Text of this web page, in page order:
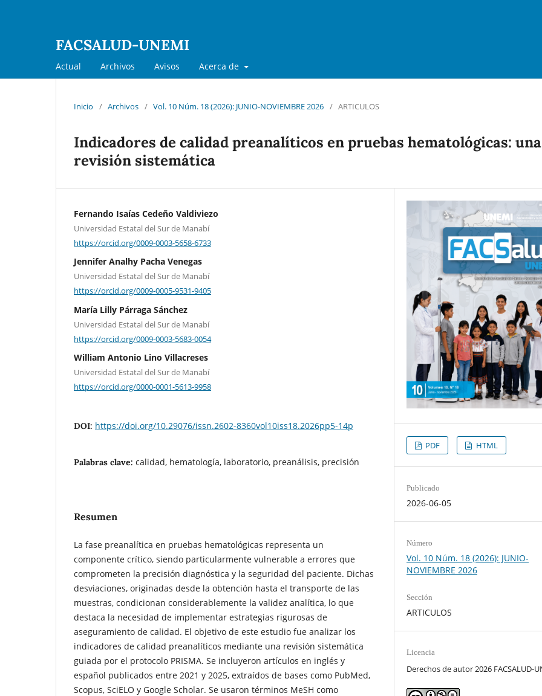
FACSALUD-UNEMI
Actual Archivos Avisos Acerca de
Inicio / Archivos / Vol. 10 Núm. 18 (2026): JUNIO-NOVIEMBRE 2026 / ARTICULOS
Indicadores de calidad preanalíticos en pruebas hematológicas: una
revisión sistemática
Fernando Isaías Cedeño Valdiviezo
Universidad Estatal del Sur de Manabí
https://orcid.org/0009-0003-5658-6733
Jennifer Analhy Pacha Venegas
Universidad Estatal del Sur de Manabí
https://orcid.org/0009-0005-9531-9405
María Lilly Párraga Sánchez
Universidad Estatal del Sur de Manabí
https://orcid.org/0009-0003-5683-0054
William Antonio Lino Villacreses
Universidad Estatal del Sur de Manabí
https://orcid.org/0000-0001-5613-9958
DOI: https://doi.org/10.29076/issn.2602-8360vol10iss18.2026pp5-14p
Palabras clave: calidad, hematología, laboratorio, preanálisis, precisión
Resumen
La fase preanalítica en pruebas hematológicas representa un
componente crítico, siendo particularmente vulnerable a errores que
comprometen la precisión diagnóstica y la seguridad del paciente. Dichas
desviaciones, originadas desde la obtención hasta el transporte de las
muestras, condicionan considerablemente la validez analítica, lo que
destaca la necesidad de implementar estrategias rigurosas de
aseguramiento de calidad. El objetivo de este estudio fue analizar los
indicadores de calidad preanalíticos mediante una revisión sistemática
guiada por el protocolo PRISMA. Se incluyeron artículos en inglés y
español publicados entre 2021 y 2025, extraídos de bases como PubMed,
Scopus, SciELO y Google Scholar. Se usaron términos MeSH como
PDF HTML
Publicado
2026-06-05
Número
Vol. 10 Núm. 18 (2026): JUNIO-
NOVIEMBRE 2026
Sección
ARTICULOS
Licencia
Derechos de autor 2026 FACSALUD-